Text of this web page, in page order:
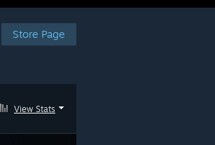
Store Page
View Stats